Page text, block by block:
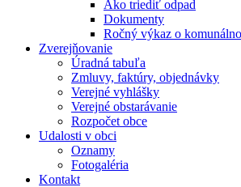
Ako triediť odpad
Dokumenty
Ročný výkaz o
Zverejňovanie
Úradná tabuľa
Zmluvy, faktúry, objednávky
Verejné vyhlášky
Verejné obstarávanie
Rozpočet obce
Udalosti v obci
Oznamy
Fotogaléria
Kontakt